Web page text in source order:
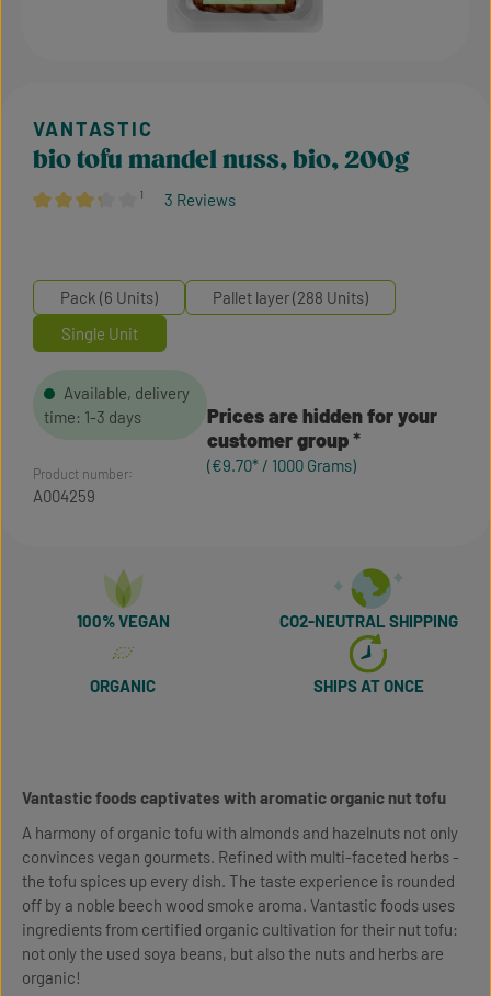
¹ 3 Reviews
bio tofu mandel nuss, bio, 200g
Prices are hidden for your
customer group
(€9.70* / 1000 Grams)
Available, delivery
time: 1-3 days
Pack (6 Units)
Pallet layer (288 Units)
Single Unit
Product number:
A004259
100% VEGAN CO2-NEUTRAL SHIPPING
ORGANIC SHIPS AT ONCE
Vantastic foods captivates with aromatic organic nut tofu
A harmony of organic tofu with almonds and hazelnuts not only
convinces vegan gourmets. Refined with multi-faceted herbs -
the tofu spices up every dish. The taste experience is rounded
off by a noble beech wood smoke aroma. Vantastic foods uses
ingredients from certified organic cultivation for their nut tofu:
not only the used soya beans, but also the nuts and herbs are
organic!